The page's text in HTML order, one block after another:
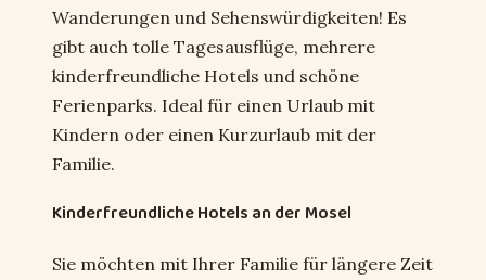
Wanderungen und Sehenswürdigkeiten! Es
gibt auch tolle Tagesausflüge, mehrere
kinderfreundliche Hotels und schöne
Ferienparks. Ideal für einen Urlaub mit
Kindern oder einen Kurzurlaub mit der
Familie.
Kinderfreundliche Hotels an der Mosel
Sie möchten mit Ihrer Familie für längere Zeit